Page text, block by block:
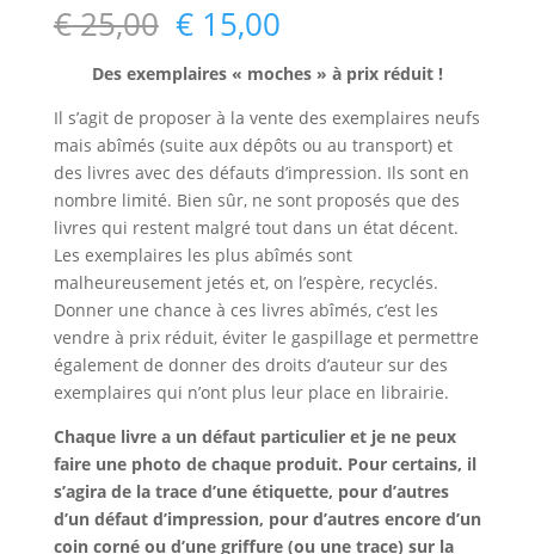
€25,00 Le
prix
initial
était :
€ 25,00.
€15,00Le
actuel
est :
€ 15,00.
Des exemplaires « moches » à prix réduit !
Il s’agit de proposer à la vente des exemplaires neufs
mais abîmés (suite aux dépôts ou au transport) et
des livres avec des défauts d’impression. Ils sont en
nombre limité. Bien sûr, ne sont proposés que des
livres qui restent malgré tout dans un état décent.
Les exemplaires les plus abîmés sont
malheureusement jetés et, on l’espère, recyclés.
Donner une chance à ces livres abîmés, c’est les
vendre à prix réduit, éviter le gaspillage et permettre
également de donner des droits d’auteur sur des
exemplaires qui n’ont plus leur place en librairie.
Chaque livre a un défaut particulier et je ne peux
faire une photo de chaque produit. Pour certains, il
s’agira de la trace d’une étiquette, pour d’autres
d’un défaut d’impression, pour d’autres encore d’un
coin corné ou d’une griffure (ou une trace) sur la